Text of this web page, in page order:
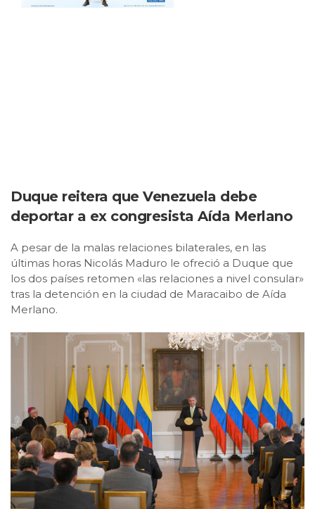
Duque reitera que Venezuela debe
deportar a ex congresista Aída Merlano
A pesar de la malas relaciones bilaterales, en las
últimas horas Nicolás Maduro le ofreció a Duque que
los dos países retomen «las relaciones a nivel consular»
tras la detención en la ciudad de Maracaibo de Aída
Merlano.